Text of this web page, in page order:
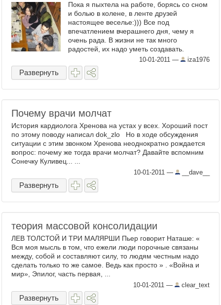
Пока я пыхтела на работе, борясь со сном
и болью в колене, в ленте друзей
настоящее веселье:))) Все под
впечатлением вчерашнего дня, чему я
очень рада. В жизни не так много
радостей, их надо уметь создавать.
Подробный комменто- , видео и фотоотчет
...
10-01-2011 — iza1976
Развернуть
Почему врачи молчат
История кардиолога Хренова на устах у всех. Хороший пост
по этому поводу написал dok_zlo Но в ходе обсуждения
ситуации с этим звонком Хренова неоднократно рождается
вопрос: почему же тогда врачи молчат? Давайте вспомним
Сонечку Куливец... ...
10-01-2011 — __dave__
Развернуть
теория массовой консолидации
ЛЕВ ТОЛСТОЙ И ТРИ МАЛЯРШИ Пьер говорит Наташе: «
Вся моя мысль в том, что ежели люди порочные связаны
между, собой и составляют силу, то людям честным надо
сделать только то же самое. Ведь как просто » . «Война и
мир», Эпилог, часть первая, ...
10-01-2011 — clear_text
Развернуть